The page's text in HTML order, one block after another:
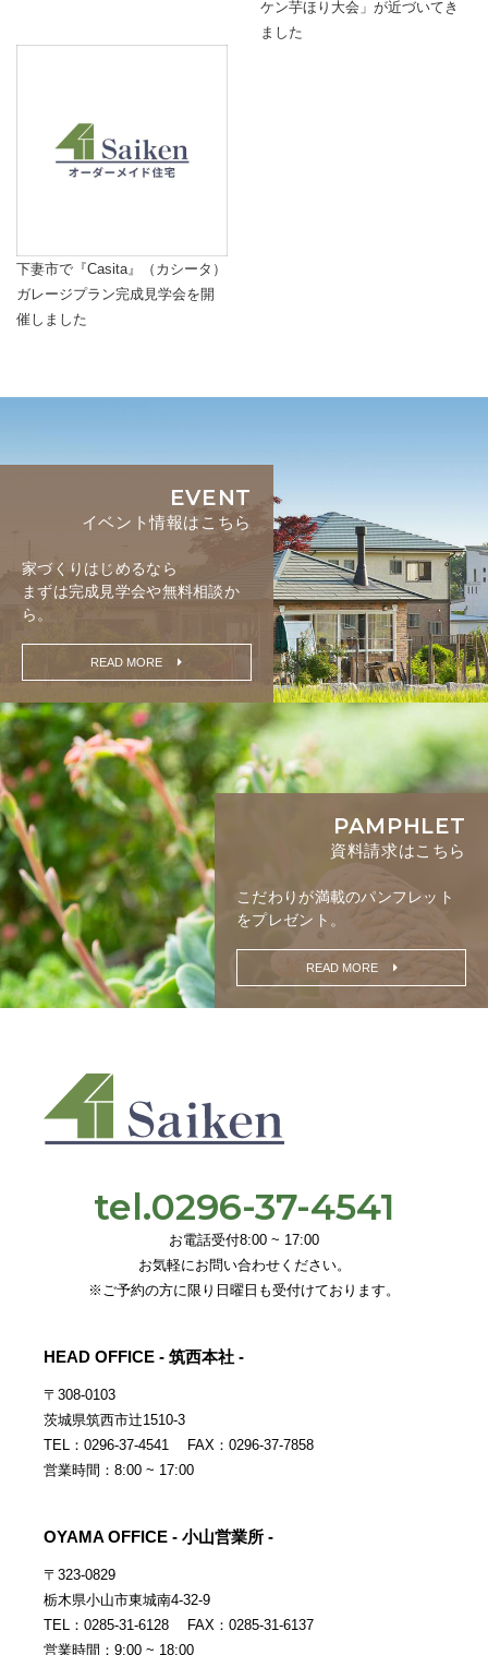
ケン芋ほり大会」が近づいてき
ました
下妻市で『Casita』（カシータ）
ガレージプラン完成見学会を開
催しました
EVENT
イベント情報はこちら
家づくりはじめるなら
まずは完成見学会や無料相談か
ら。
READ MORE
PAMPHLET
資料請求はこちら
こだわりが満載のパンフレット
をプレゼント。
READ MORE
tel.0296-37-4541
お電話受付8:00 ~ 17:00
お気軽にお問い合わせください。
※ご予約の方に限り日曜日も受付けております。
HEAD OFFICE - 筑西本社 -
〒308-0103
茨城県筑西市辻1510-3
TEL：0296-37-4541 FAX：0296-37-7858
営業時間：8:00 ~ 17:00
OYAMA OFFICE - 小山営業所 -
〒323-0829
栃木県小山市東城南4-32-9
TEL：0285-31-6128 FAX：0285-31-6137
営業時間：9:00 ~ 18:00